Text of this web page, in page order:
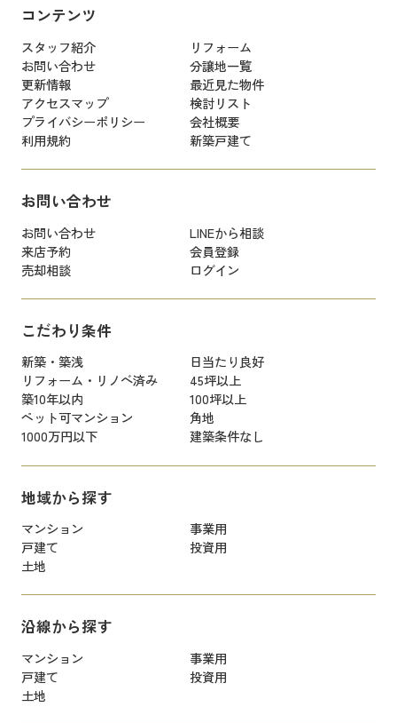
コンテンツ
スタッフ紹介
リフォーム
お問い合わせ
分譲地一覧
更新情報
最近見た物件
アクセスマップ
検討リスト
プライバシーポリシー
会社概要
利用規約
新築戸建て
お問い合わせ
お問い合わせ
LINEから相談
来店予約
会員登録
売却相談
ログイン
こだわり条件
新築・築浅
日当たり良好
リフォーム・リノベ済み
45坪以上
築10年以内
100坪以上
ペット可マンション
角地
1000万円以下
建築条件なし
地域から探す
マンション
事業用
戸建て
投資用
土地
沿線から探す
マンション
事業用
戸建て
投資用
土地